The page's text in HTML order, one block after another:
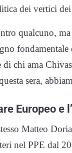
dei vertici
qualcuno,
chi ama
sera,
Europeo e
Matteo
nel PPE dal